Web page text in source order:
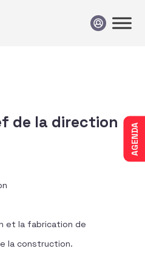
AGENDA
de la direction
et la fabrication de
la construction.